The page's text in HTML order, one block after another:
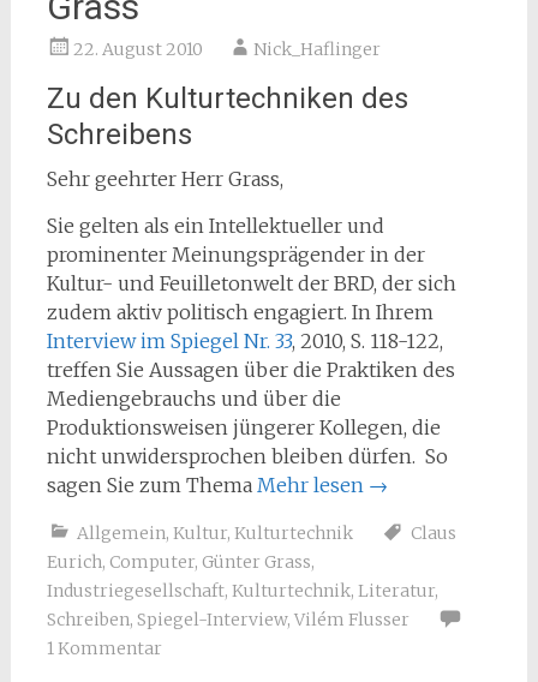
22. August 2010 Nick_Haflinger
Zu den Kulturtechniken des
Schreibens
Sehr geehrter Herr Grass,
Sie gelten als ein Intellektueller und
prominenter Meinungsprägender in der
Kultur- und Feuilletonwelt der BRD, der sich
zudem aktiv politisch engagiert. In Ihrem
Interview im Spiegel Nr. 33, 2010, S. 118-122,
treffen Sie Aussagen über die Praktiken des
Mediengebrauchs und über die
Produktionsweisen jüngerer Kollegen, die
nicht unwidersprochen bleiben dürfen. So
sagen Sie zum Thema Mehr lesen →
Allgemein, Kultur, Kulturtechnik
Claus
Eurich, Computer, Günter Grass,
Industriegesellschaft, Kulturtechnik, Literatur,
Schreiben, Spiegel-Interview, Vilém Flusser
1 Kommentar